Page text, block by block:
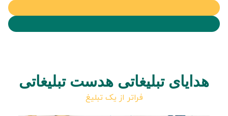
هدایای تبلیغاتی هدست تبلیغاتی
فراتر از یک تبلیغ